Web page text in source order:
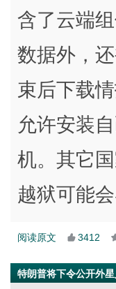
含了云端
数据外，
束后下载
允许安装
机。其它
越狱可能
阅读原文 3412
特朗普将下令公开外